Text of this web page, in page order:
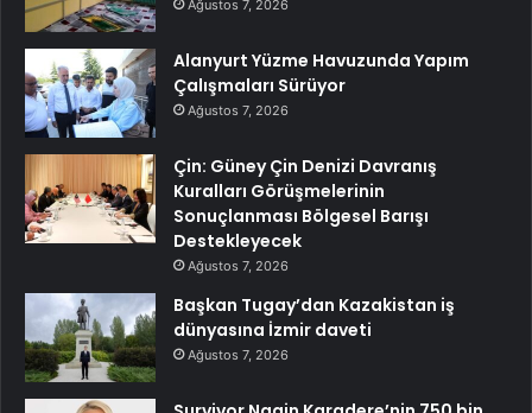
Ağustos 7, 2026
Alanyurt Yüzme Havuzunda Yapım
Çalışmaları Sürüyor
Ağustos 7, 2026
Çin: Güney Çin Denizi Davranış
Kuralları Görüşmelerinin
Sonuçlanması Bölgesel Barışı
Destekleyecek
Ağustos 7, 2026
Başkan Tugay’dan Kazakistan iş
dünyasına İzmir daveti
Ağustos 7, 2026